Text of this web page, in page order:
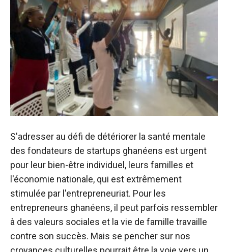
S'adresser au défi de détériorer la santé mentale
des fondateurs de startups ghanéens est urgent
pour leur bien-être individuel, leurs familles et
l'économie nationale, qui est extrêmement
stimulée par l'entrepreneuriat. Pour les
entrepreneurs ghanéens, il peut parfois ressembler
à des valeurs sociales et la vie de famille travaille
contre son succès. Mais se pencher sur nos